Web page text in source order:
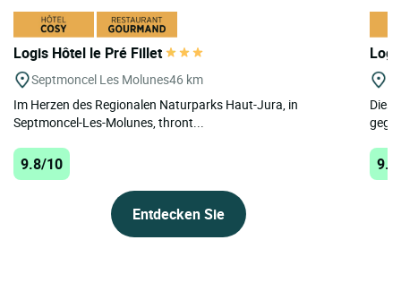
Logis Hôtel le Pré Fillet
Septmoncel Les Molunes46 km
Im Herzen des Regionalen Naturparks Haut-Jura, in
Septmoncel-Les-Molunes, thront...
9.8/10
Entdecken Sie